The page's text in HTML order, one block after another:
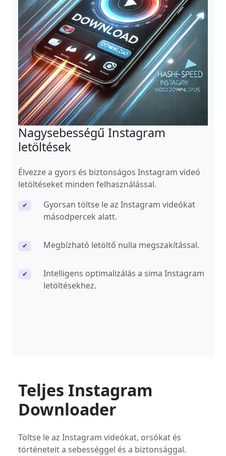
Nagysebességű Instagram
letöltések
Élvezze a gyors és biztonságos Instagram videó
letöltéseket minden felhasználással.
✔
Gyorsan töltse le az Instagram videókat
másodpercek alatt.
✔ Megbízható letöltő nulla megszakítással.
✔
Intelligens optimalizálás a sima Instagram
letöltésekhez.
Teljes Instagram
Downloader
Töltse le az Instagram videókat, orsókat és
történeteit a sebességgel és a biztonsággal.